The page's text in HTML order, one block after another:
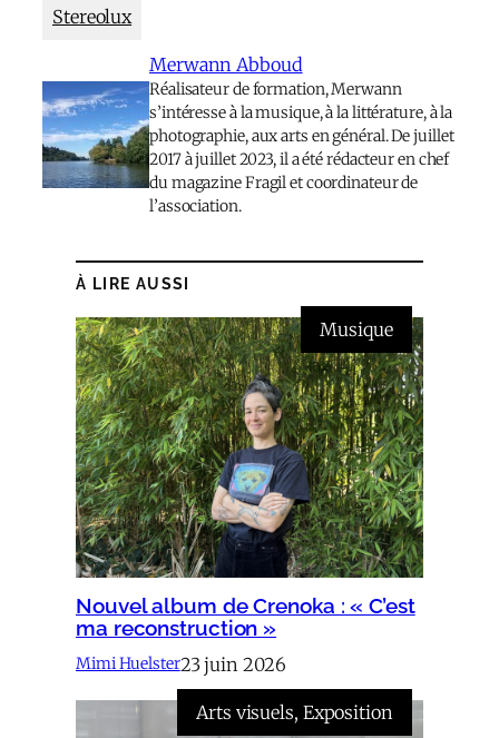
Stereolux
Merwann Abboud
Réalisateur de formation, Merwann
s’intéresse à la musique, à la littérature, à la
photographie, aux arts en général. De juillet
2017 à juillet 2023, il a été rédacteur en chef
du magazine Fragil et coordinateur de
l’association.
À LIRE AUSSI
Musique
Nouvel album de Crenoka : « C’est
ma reconstruction »
Mimi Huelster23 juin 2026
Arts visuels, Exposition